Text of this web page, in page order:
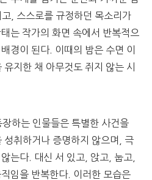
, 스스로를 규정하던 목소리가
는 작가의 화면 속에서 반복적으
경이 된다. 이때의 밤은 수면 이
지한 채 아무것도 쥐지 않는 시
하는 인물들은 특별한 사건을
성취하거나 증명하지 않으며, 극
는다. 대신 서 있고, 앉고, 눕고,
임을 반복한다. 이러한 모습은